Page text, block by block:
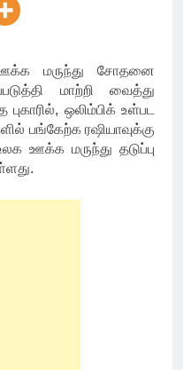
மருந்து சோதனை
மாற்றி வைத்து
ஒலிம்பிக் உள்பட
பங்கேற்க ரஷியாவுக்கு
ஊக்க மருந்து தடுப்பு